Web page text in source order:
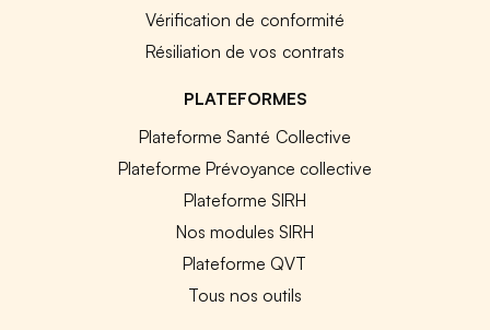
Vérification de conformité
Résiliation de vos contrats
PLATEFORMES
Plateforme Santé Collective
Plateforme Prévoyance collective
Plateforme SIRH
Nos modules SIRH
Plateforme QVT
Tous nos outils